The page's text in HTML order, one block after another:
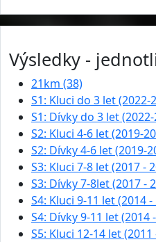
Výsledky -
21km (38)
S1: Kluci do 3 let (2022-
S1: Dívky do 3 let
S2: Kluci 4-6 let (2019-
S2: Dívky 4-6 let (2019-
S3: Kluci 7-8 let (2017 -
S3: Dívky 7-8let (2017 -
S4: Kluci 9-11 let (2014
S4: Dívky 9-11 let (2014
S5: Kluci 12-14 let